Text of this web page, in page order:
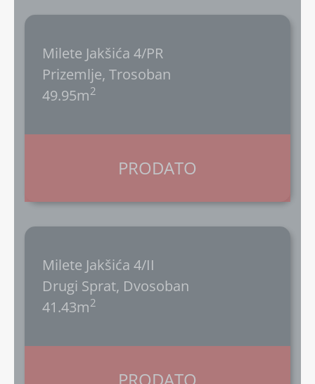
Milete Jakšića 4/PR
Prizemlje, Trosoban
49.95m2
PRODATO
Milete Jakšića 4/II
Drugi Sprat, Dvosoban
41.43m2
PRODATO